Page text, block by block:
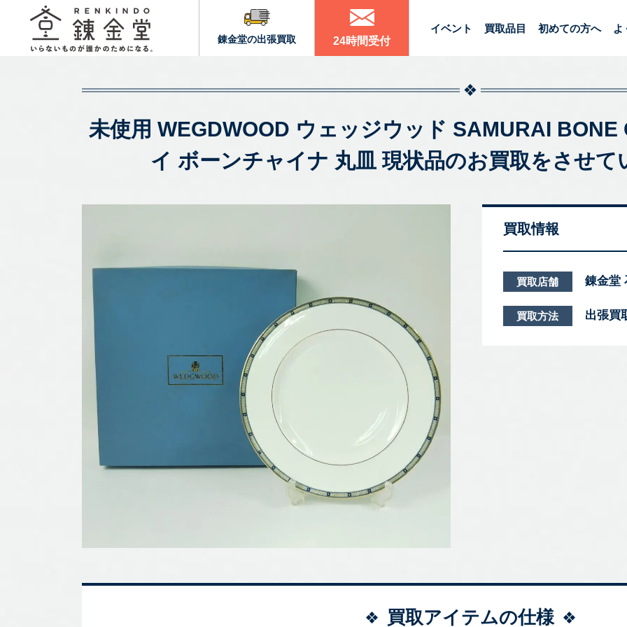
錬金堂の出張買取 24時間受付
イベント 買取品目 初めての方へ よ
未使用 WEGDWOOD ウェッジウッド SAMURAI
イ ボーンチャイナ 丸皿 現状品のお買取をさせて
買取情報
買取店舗 錬金堂
買取方法 出張買
買取アイテムの仕様